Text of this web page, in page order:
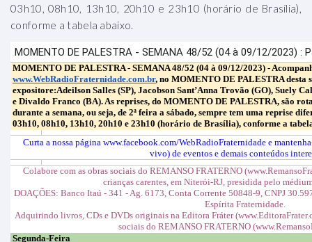
03h10, 08h10, 13h10, 20h10 e 23h10 (horário de Brasília),
conforme a tabela abaixo.